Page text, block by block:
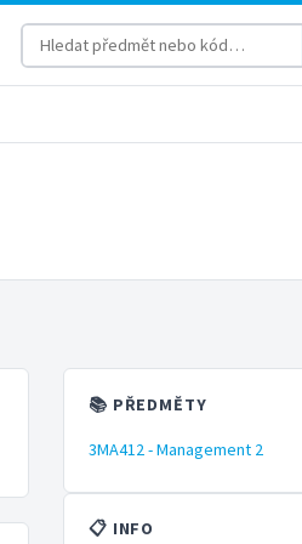
📚 PŘEDMĚTY
3MA412 - Management 2
📋 INFO